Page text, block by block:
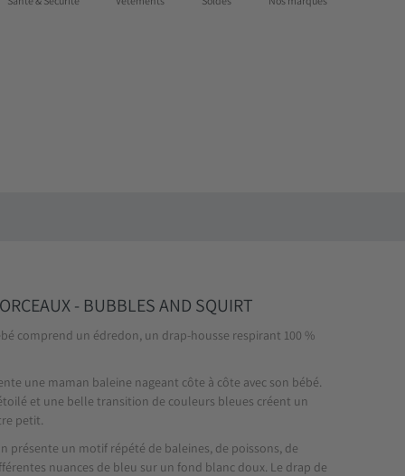
- BUBBLES AND SQUIRT
comprend un édredon, un drap-housse respirant 100 %
une maman baleine nageant côte à côte avec son bébé.
et une belle transition de couleurs bleues créent un
petit.
présente un motif répété de baleines, de poissons, de
nuances de bleu sur un fond blanc doux. Le drap de